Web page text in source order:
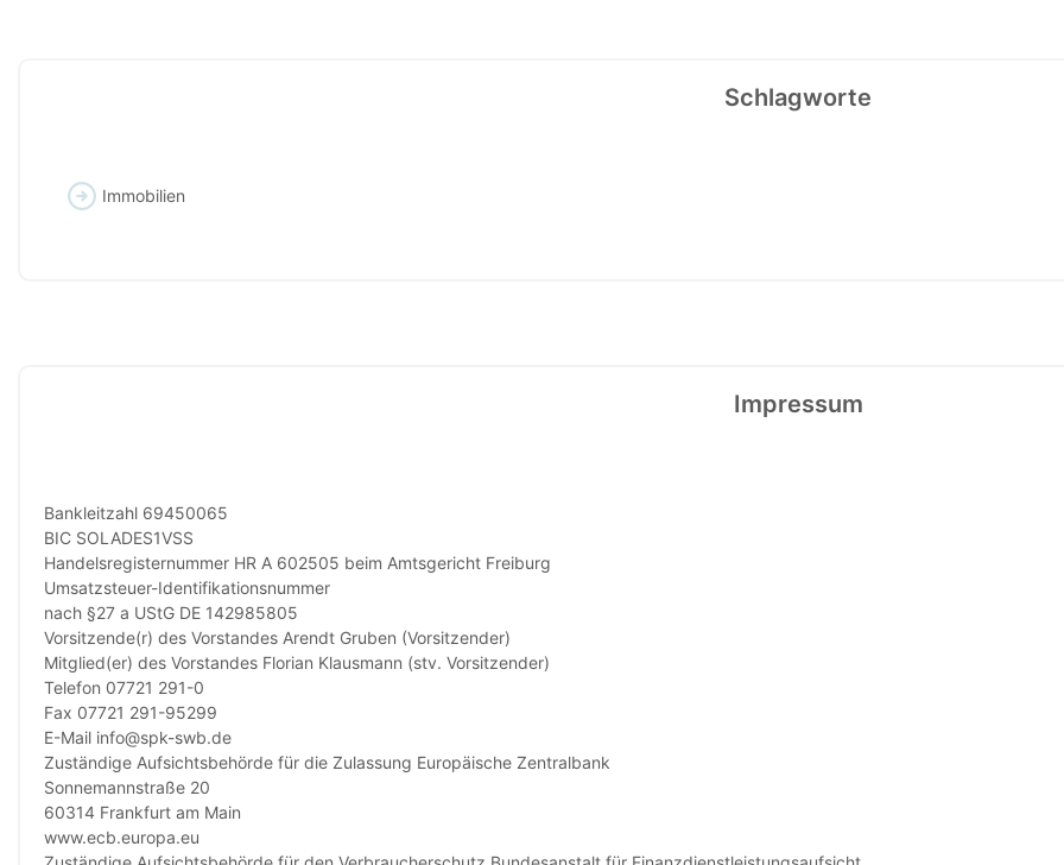
Schlagworte
Immobilien
Impressum
Bankleitzahl 69450065
BIC SOLADES1VSS
Handelsregisternummer HR A 602505 beim Amtsgericht Freiburg
Umsatzsteuer-Identifikationsnummer
nach §27 a UStG DE 142985805
Vorsitzende(r) des Vorstandes Arendt Gruben (Vorsitzender)
Mitglied(er) des Vorstandes Florian Klausmann (stv. Vorsitzender)
Telefon 07721 291-0
Fax 07721 291-95299
E-Mail info@spk-swb.de
Zuständige Aufsichtsbehörde für die Zulassung Europäische Zentralbank
Sonnemannstraße 20
60314 Frankfurt am Main
www.ecb.europa.eu